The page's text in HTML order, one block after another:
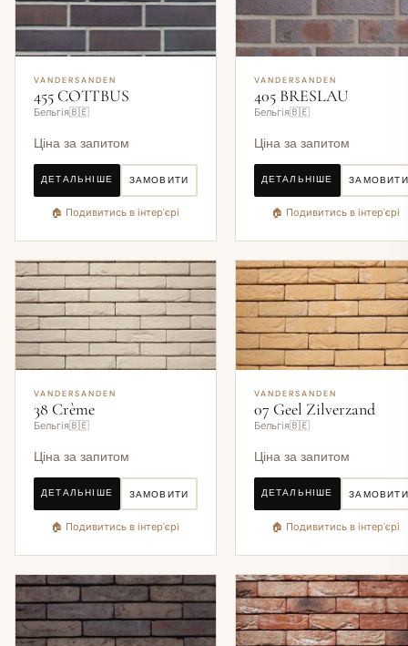
VANDERSANDEN
455 COTTBUS
Бельгія🇧🇪
Ціна за запитом
ДЕТАЛЬНІШЕ ЗАМОВИТИ
🏠 Подивитись в інтер'єрі
VANDERSANDEN
405 BRESLAU
Бельгія🇧🇪
Ціна за запитом
ДЕТАЛЬНІШЕ ЗАМОВИТИ
🏠 Подивитись в інтер'єрі
VANDERSANDEN
38 Crème
Бельгія🇧🇪
Ціна за запитом
ДЕТАЛЬНІШЕ ЗАМОВИТИ
🏠 Подивитись в інтер'єрі
VANDERSANDEN
07 Geel Zilverzand
Бельгія🇧🇪
Ціна за запитом
ДЕТАЛЬНІШЕ ЗАМОВИТИ
🏠 Подивитись в інтер'єрі